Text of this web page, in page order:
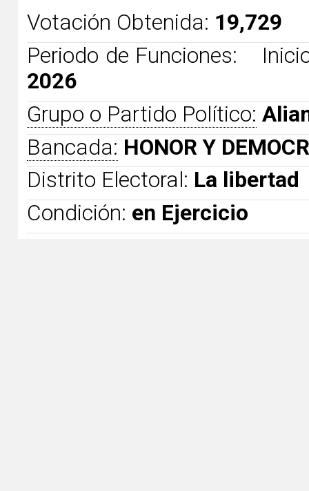
Votación Obtenida: 19,729
Periodo de Funciones:
2026
Grupo o Partido Político:
Bancada: HONOR Y
Distrito Electoral: La libertad
Condición: en Ejercicio